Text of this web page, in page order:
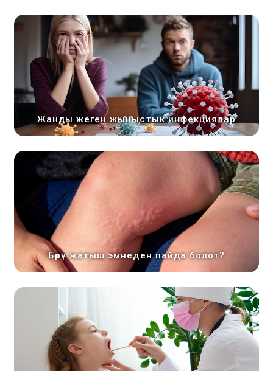
Жанды жеген жыныстык инфекциялар
Бөрү жатыш эмнеден пайда болот?